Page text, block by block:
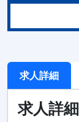
求人詳細
求人詳細